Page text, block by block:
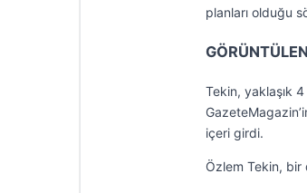
planları olduğu
Tekin, yaklaşık
içeri girdi.
Özlem Tekin, bir